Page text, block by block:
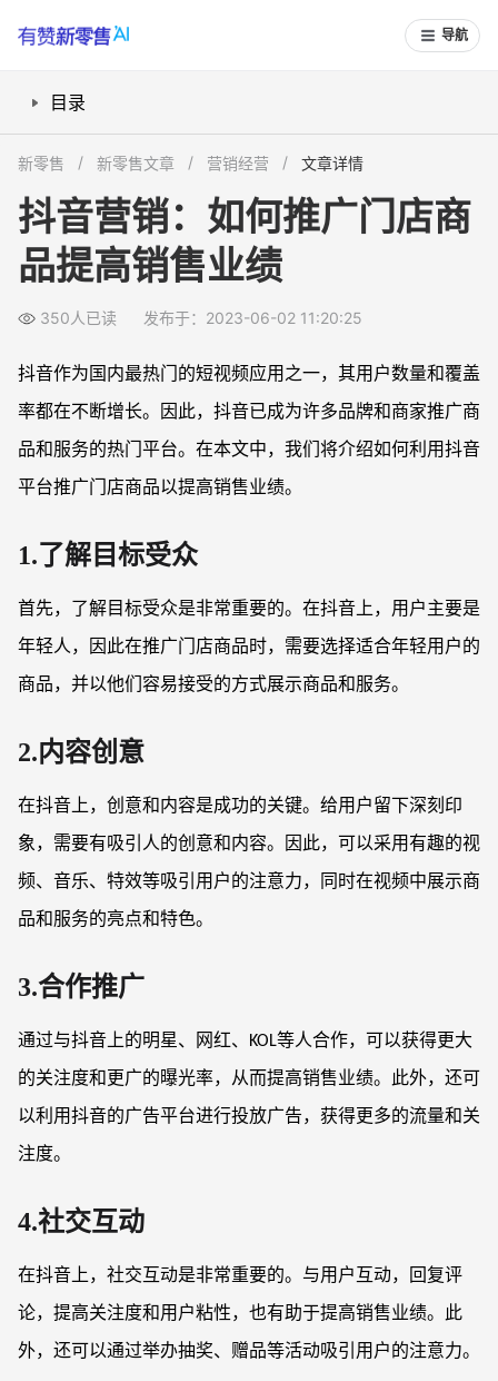
导航
目录
3.合作推广
4.社交互动
新零售 新零售文章 营销经营 文章详情
抖音营销：如何推广门店商
品提高销售业绩
350人已读 发布于：2023-06-02 11:20:25
抖音作为国内最热门的短视频应用之一，其用户数量和覆盖
率都在不断增长。因此，抖音已成为许多品牌和商家推广商
品和服务的热门平台。在本文中，我们将介绍如何利用抖音
平台推广门店商品以提高销售业绩。
1.了解目标受众
首先，了解目标受众是非常重要的。在抖音上，用户主要是
年轻人，因此在推广门店商品时，需要选择适合年轻用户的
商品，并以他们容易接受的方式展示商品和服务。
2.内容创意
在抖音上，创意和内容是成功的关键。给用户留下深刻印
象，需要有吸引人的创意和内容。因此，可以采用有趣的视
频、音乐、特效等吸引用户的注意力，同时在视频中展示商
品和服务的亮点和特色。
3.合作推广
通过与抖音上的明星、网红、 KOL等人合作，可以获得更大
的关注度和更广的曝光率，从而提高销售业绩。此外，还可
以利用抖音的广告平台进行投放广告，获得更多的流量和关
注度。
4.社交互动
在抖音上，社交互动是非常重要的。与用户互动，回复评
论，提高关注度和用户粘性，也有助于提高销售业绩。此
外，还可以通过举办抽奖、赠品等活动吸引用户的注意力。